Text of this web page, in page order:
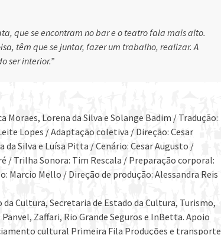
que se encontram no bar e o teatro fala mais alto.
têm que se juntar, fazer um trabalho, realizar. A
ser interior.”
Lorena da Silva e Solange Badim / Tradução:
Lopes / Adaptação coletiva / Direção: Cesar
Silva e Luísa Pitta / Cenário: Cesar Augusto /
/ Trilha Sonora: Tim Rescala / Preparação corporal:
Marcio Mello / Direção de produção: Alessandra Reis
Cultura, Secretaria de Estado da Cultura, Turismo,
Zaffari, Rio Grande Seguros e InBetta. Apoio
cultural Primeira Fila Produções e transporte